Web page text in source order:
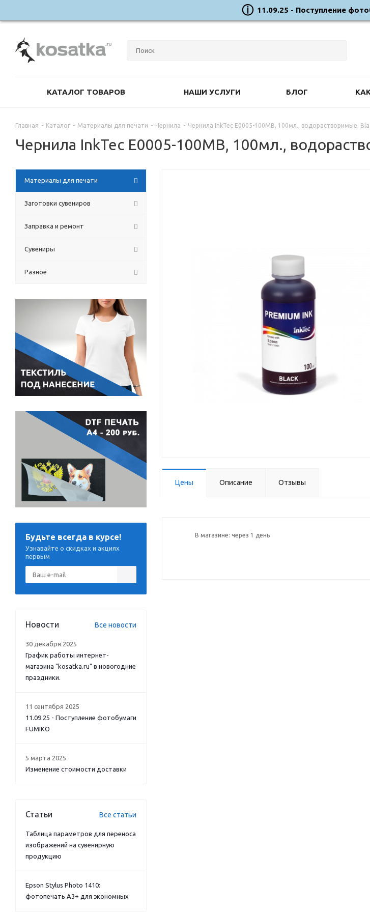
11.09.25 - Поступление
КАТАЛОГ ТОВАРОВ НАШИ УСЛУГИ БЛОГ
Главная - Каталог - Материалы для печати - Чернила - Чернила InkTec E0005-100MB, 100мл., водорастворимые,
Чернила InkTec E0005-100MB, 100мл.,
Цены Описание Отзывы
В магазине: через 1 день
Материалы для печати
Заготовки сувениров
Заправка и ремонт
Сувениры
Разное
Будьте всегда в курсе!
Узнавайте о скидках и акциях
первым
Новости Все новости
30 декабря 2025
График работы интернет-
магазина "kosatka.ru" в новогодние
праздники.
11 сентября 2025
11.09.25 - Поступление фотобумаги
FUMIKO
5 марта 2025
Изменение стоимости доставки
Статьи Все статьи
Таблица параметров для переноса
изображений на сувенирную
продукцию
Epson Stylus Photo 1410:
фотопечать А3+ для экономных